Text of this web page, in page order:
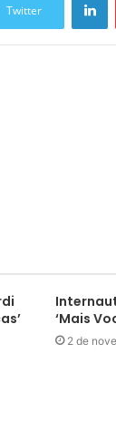
Twitter
‘Mais
2 de